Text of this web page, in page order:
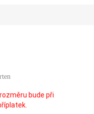
bude při